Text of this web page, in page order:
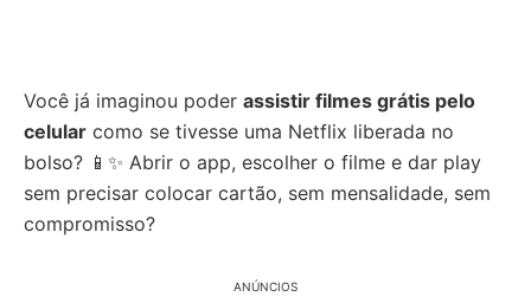
Você já imaginou poder assistir filmes grátis pelo
celular como se tivesse uma Netflix liberada no
bolso? 📱✨ Abrir o app, escolher o filme e dar play
sem precisar colocar cartão, sem mensalidade, sem
compromisso?
ANÚNCIOS